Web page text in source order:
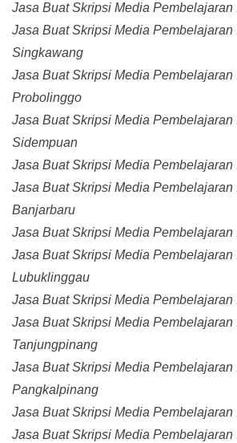
Jasa Buat Skripsi Media Pembelajaran
Jasa Buat Skripsi Media Pembelajaran
Singkawang
Jasa Buat Skripsi Media Pembelajaran
Probolinggo
Jasa Buat Skripsi Media Pembelajaran
Sidempuan
Jasa Buat Skripsi Media Pembelajaran
Jasa Buat Skripsi Media Pembelajaran
Banjarbaru
Jasa Buat Skripsi Media Pembelajaran
Jasa Buat Skripsi Media Pembelajaran
Lubuklinggau
Jasa Buat Skripsi Media Pembelajaran
Jasa Buat Skripsi Media Pembelajaran
Tanjungpinang
Jasa Buat Skripsi Media Pembelajaran
Pangkalpinang
Jasa Buat Skripsi Media Pembelajaran
Jasa Buat Skripsi Media Pembelajaran